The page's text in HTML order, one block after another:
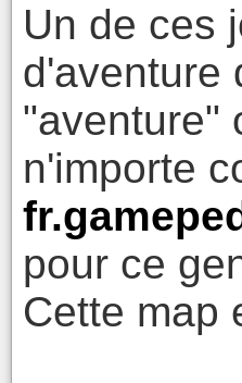
Un de ces
d'aventure
"aventure"
n'importe
pour ce
Cette map